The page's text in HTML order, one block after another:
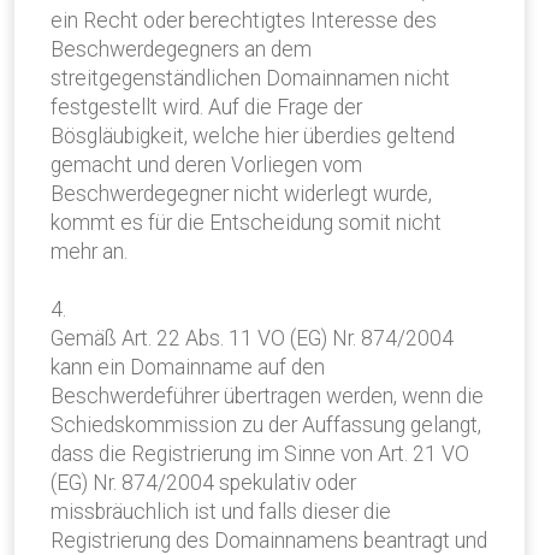
ein Recht oder berechtigtes Interesse des
Beschwerdegegners an dem
streitgegenständlichen Domainnamen nicht
festgestellt wird. Auf die Frage der
Bösgläubigkeit, welche hier überdies geltend
gemacht und deren Vorliegen vom
Beschwerdegegner nicht widerlegt wurde,
kommt es für die Entscheidung somit nicht
mehr an.
4.
Gemäß Art. 22 Abs. 11 VO (EG) Nr. 874/2004
kann ein Domainname auf den
Beschwerdeführer übertragen werden, wenn die
Schiedskommission zu der Auffassung gelangt,
dass die Registrierung im Sinne von Art. 21 VO
(EG) Nr. 874/2004 spekulativ oder
missbräuchlich ist und falls dieser die
Registrierung des Domainnamens beantragt und